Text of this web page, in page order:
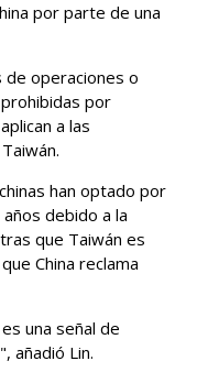
por parte de una
de operaciones o
por
a las
han optado por
debido a la
que Taiwán es
China reclama
una señal de
añadió Lin.